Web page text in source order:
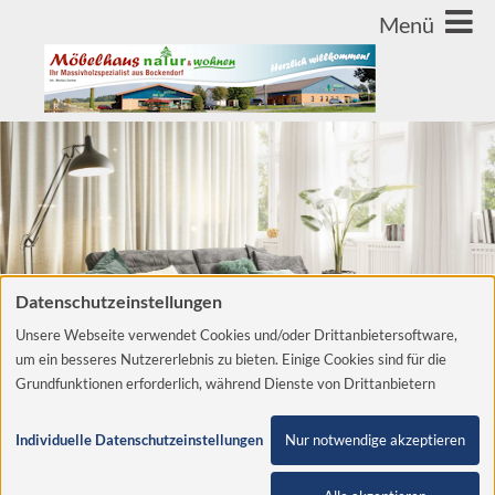
Datenschutzeinstellungen
Unsere Webseite verwendet Cookies und/oder Drittanbietersoftware,
um ein besseres Nutzererlebnis zu bieten. Einige Cookies sind für die
Grundfunktionen erforderlich, während Dienste von Drittanbietern
Interessen der Nutzer anzuzeigen. Um diese Dienste verwenden zu
Individuelle Datenschutzeinstellungen Nur notwendige akzeptieren